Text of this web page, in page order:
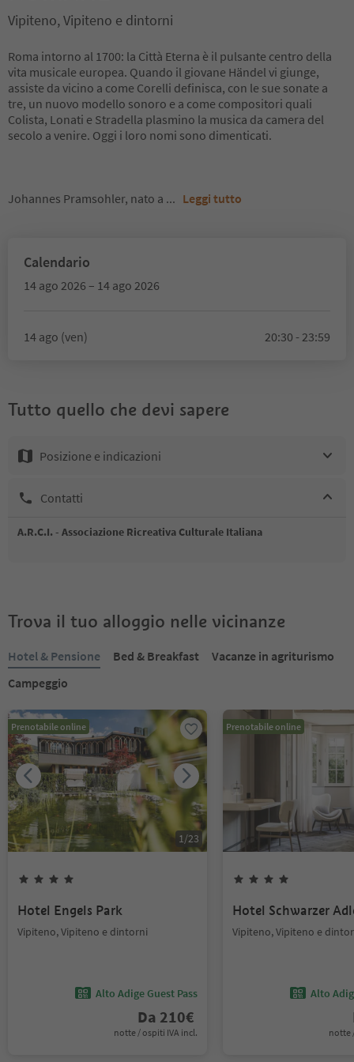
Vipiteno, Vipiteno e dintorni
Roma intorno al 1700: la Città Eterna è il pulsante centro della
vita musicale europea. Quando il giovane Händel vi giunge,
assiste da vicino a come Corelli definisca, con le sue sonate a
tre, un nuovo modello sonoro e a come compositori quali
Colista, Lonati e Stradella plasmino la musica da camera del
secolo a venire. Oggi i loro nomi sono dimenticati.
Johannes Pramsohler, nato a ... Leggi tutto
Calendario
14 ago 2026 – 14 ago 2026
14 ago (ven) 20:30 - 23:59
Tutto quello che devi sapere
Posizione e indicazioni
Contatti
A.R.C.I. - Associazione Ricreativa Culturale Italiana
Trova il tuo alloggio nelle vicinanze
Hotel & Pensione Bed & Breakfast
Vacanze in agriturismo
Campeggio
Prenotabile online
1/23
Hotel Engels Park
Vipiteno, Vipiteno e dintorni
Alto Adige Guest Pass
Da 210€
notte / ospiti IVA incl.
Prenotabile online
Hotel Schwarzer
Vipiteno, Vipiteno e
Alto
notte